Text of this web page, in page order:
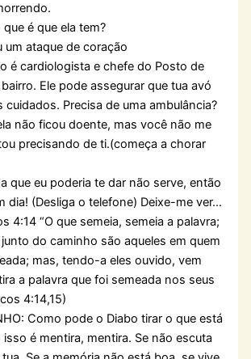
que é que ela tem?
um ataque de coração
é cardiologista e chefe do Posto de
Ele pode assegurar que tua avó
cuidados. Precisa de uma ambulância?
não ficou doente, mas você não me
precisando de ti.(começa a chorar
que eu poderia te dar não serve, então
dia! (Desliga o telefone) Deixe-me ver…
4:14 “O que semeia, semeia a palavra;
do caminho são aqueles em quem
mas, tendo-a eles ouvido, vem
a palavra que foi semeada nos seus
4:14,15)
Como pode o Diabo tirar o que está
isso é mentira, mentira. Se não escuta